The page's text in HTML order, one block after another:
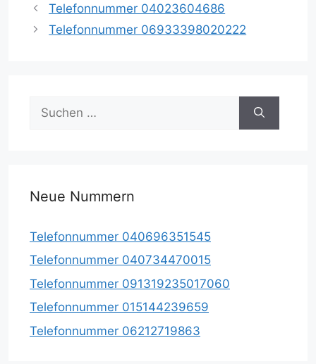
Telefonnummer 04023604686
Telefonnummer 06933398020222
nach:
Neue Nummern
Telefonnummer 040696351545
Telefonnummer 040734470015
Telefonnummer 091319235017060
Telefonnummer 015144239659
Telefonnummer 06212719863